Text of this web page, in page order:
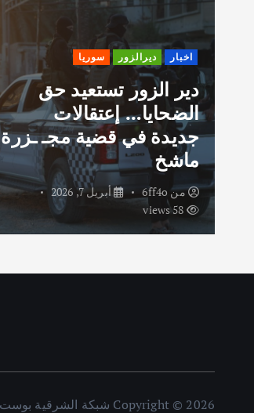
اخبار ديرالزور سوريا
دير الزور تستعيد حق
الضحايا… إعتقالات
جديدة في قضية مجـ ـزرة
ماشخ
من 6ff4o
أبريل 7, 2026
Copyright © 2026 شبكة الشرقية بوست | Powered by